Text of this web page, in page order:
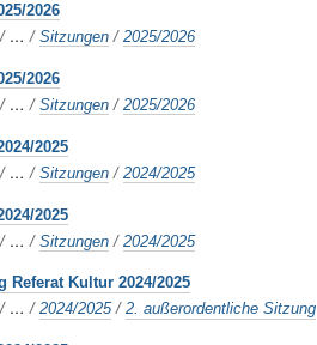
2026
/ …/Sitzungen /2025/2026
2026
/ …/Sitzungen /2025/2026
2025
/ …/Sitzungen /2024/2025
2025
/ …/Sitzungen /2024/2025
Kultur 2024/2025
/ …/2024/2025 /2. außerordentliche Sitzung